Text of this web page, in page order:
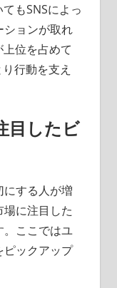
もSNSによっ
ションが取れ
位を占めて
行動を支え
目したビ
する人が増
に注目した
。ここではユ
ピックアップ